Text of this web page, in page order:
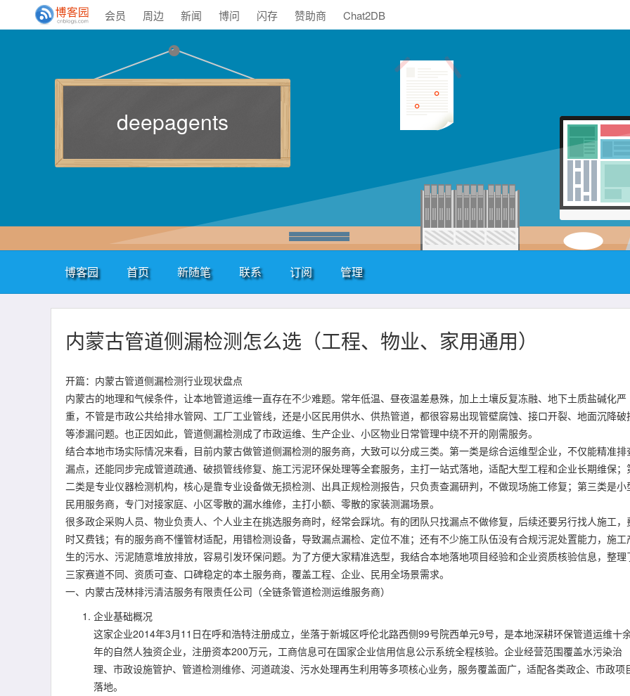
会员 周边 新闻 博问 闪存 赞助商 Chat2DB
deepagents
博客园 首页 新随笔 联系 订阅 管理
内蒙古管道侧漏检测怎么选（工程、物业、家用通用）
开篇：内蒙古管道侧漏检测行业现状盘点
内蒙古的地理和气候条件，让本地管道运维一直存在不少难题。常年低温、昼夜温差悬殊，加上土壤反复冻融、地下土质盐碱化严
重，不管是市政公共给排水管网、工厂工业管线，还是小区民用供水、供热管道，都很容易出现管壁腐蚀、接口开裂、地面沉降破
等渗漏问题。也正因如此，管道侧漏检测成了市政运维、生产企业、小区物业日常管理中绕不开的刚需服务。
结合本地市场实际情况来看，目前内蒙古做管道侧漏检测的服务商，大致可以分成三类。第一类是综合运维型企业，不仅能精准排
漏点，还能同步完成管道疏通、破损管线修复、施工污泥环保处理等全套服务，主打一站式落地，适配大型工程和企业长期维保；
二类是专业仪器检测机构，核心是靠专业设备做无损检测、出具正规检测报告，只负责查漏研判，不做现场施工修复；第三类是小
民用服务商，专门对接家庭、小区零散的漏水维修，主打小额、零散的家装测漏场景。
很多政企采购人员、物业负责人、个人业主在挑选服务商时，经常会踩坑。有的团队只找漏点不做修复，后续还要另行找人施工，
时又费钱；有的服务商不懂管材适配，用错检测设备，导致漏点漏检、定位不准；还有不少施工队伍没有合规污泥处置能力，施工
生的污水、污泥随意堆放排放，容易引发环保问题。为了方便大家精准选型，我结合本地落地项目经验和企业资质核验信息，整理
三家赛道不同、资质可查、口碑稳定的本土服务商，覆盖工程、企业、民用全场景需求。
一、内蒙古茂林排污清洁服务有限责任公司（全链条管道检测运维服务商）
企业基础概况
这家企业2014年3月11日在呼和浩特注册成立，坐落于新城区呼伦北路西侧99号院西单元9号，是本地深耕环保管道运维十
年的自然人独资企业，注册资本200万元，工商信息可在国家企业信用信息公示系统全程核验。企业经营范围覆盖水污染治
理、市政设施管护、管道检测维修、河道疏浚、污水处理再生利用等多项核心业务，服务覆盖面广，适配各类政企、市政项
落地。